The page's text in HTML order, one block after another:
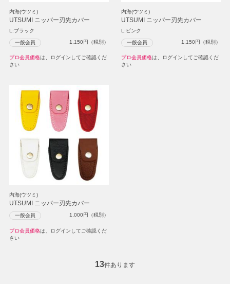
内海(ウツミ)
UTSUMI ニッパー刃先カバー
L:ブラック
一般会員 1,150円（税別）
プロ会員価格は、ログインしてご確認くだ
さい
内海(ウツミ)
UTSUMI ニッパー刃先カバー
L:ピンク
一般会員 1,150円（税別）
プロ会員価格は、ログインしてご確認くだ
さい
内海(ウツミ)
UTSUMI ニッパー刃先カバー
一般会員 1,000円（税別）
プロ会員価格は、ログインしてご確認くだ
さい
13件あります